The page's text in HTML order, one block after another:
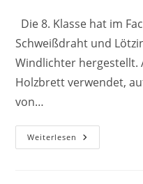
Die 8. Klasse hat im
Schweißdraht und
Windlichter hergestellt.
Holzbrett verwendet,
von…
Weiterlesen Neues
Aus